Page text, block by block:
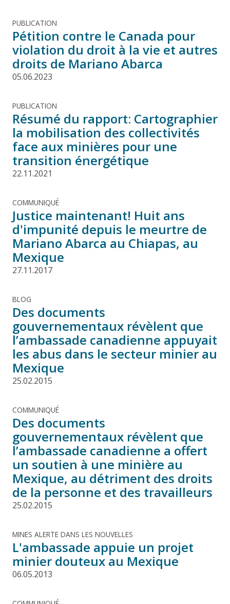
PUBLICATION
Pétition contre le Canada pour
violation du droit à la vie et autres
droits de Mariano Abarca
05.06.2023
PUBLICATION
Résumé du rapport: Cartographier
la mobilisation des collectivités
face aux minières pour une
transition énergétique
22.11.2021
COMMUNIQUÉ
Justice maintenant! Huit ans
d'impunité depuis le meurtre de
Mariano Abarca au Chiapas, au
Mexique
27.11.2017
BLOG
Des documents
gouvernementaux révèlent que
l’ambassade canadienne appuyait
les abus dans le secteur minier au
Mexique
25.02.2015
COMMUNIQUÉ
Des documents
gouvernementaux révèlent que
l’ambassade canadienne a offert
un soutien à une minière au
Mexique, au détriment des droits
de la personne et des travailleurs
25.02.2015
MINES ALERTE DANS LES NOUVELLES
L'ambassade appuie un projet
minier douteux au Mexique
06.05.2013